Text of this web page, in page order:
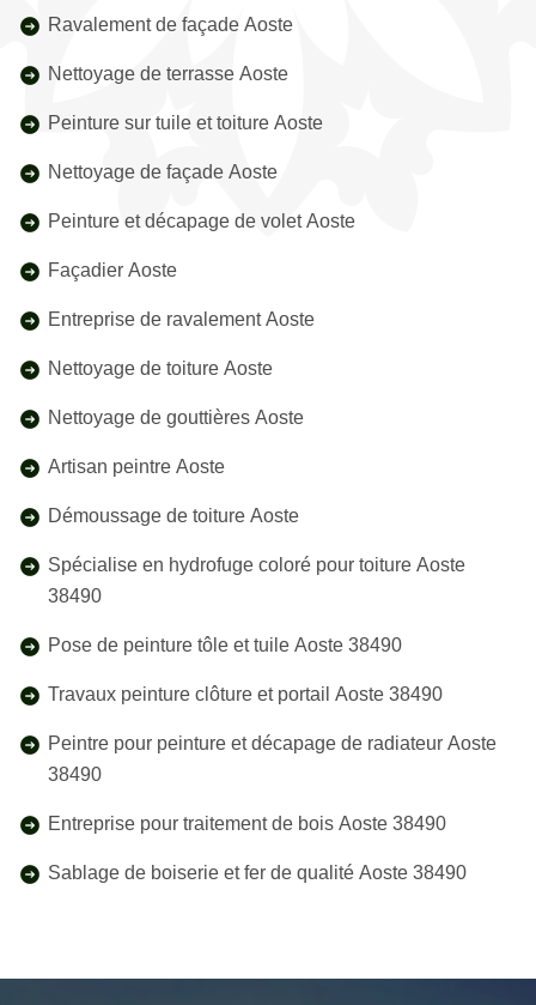
Ravalement de façade Aoste
Nettoyage de terrasse Aoste
Peinture sur tuile et toiture Aoste
Nettoyage de façade Aoste
Peinture et décapage de volet Aoste
Façadier Aoste
Entreprise de ravalement Aoste
Nettoyage de toiture Aoste
Nettoyage de gouttières Aoste
Artisan peintre Aoste
Démoussage de toiture Aoste
Spécialise en hydrofuge coloré pour toiture Aoste
38490
Pose de peinture tôle et tuile Aoste 38490
Travaux peinture clôture et portail Aoste 38490
Peintre pour peinture et décapage de radiateur Aoste
38490
Entreprise pour traitement de bois Aoste 38490
Sablage de boiserie et fer de qualité Aoste 38490